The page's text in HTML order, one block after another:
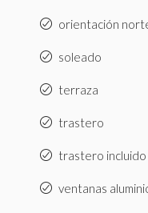
orientación
soleado
terraza
trastero
trastero incluido
ventanas